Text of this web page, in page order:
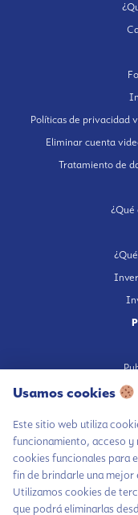
Políticas de privacidad
Eliminar cuenta
Tratamiento de
¿Qué
Usamos cookies
Este sitio web utiliza
funcionamiento, acceso y
cookies funcionales para
fin de brindarle una mejor
Utilizamos cookies de
que podrá eliminarlas